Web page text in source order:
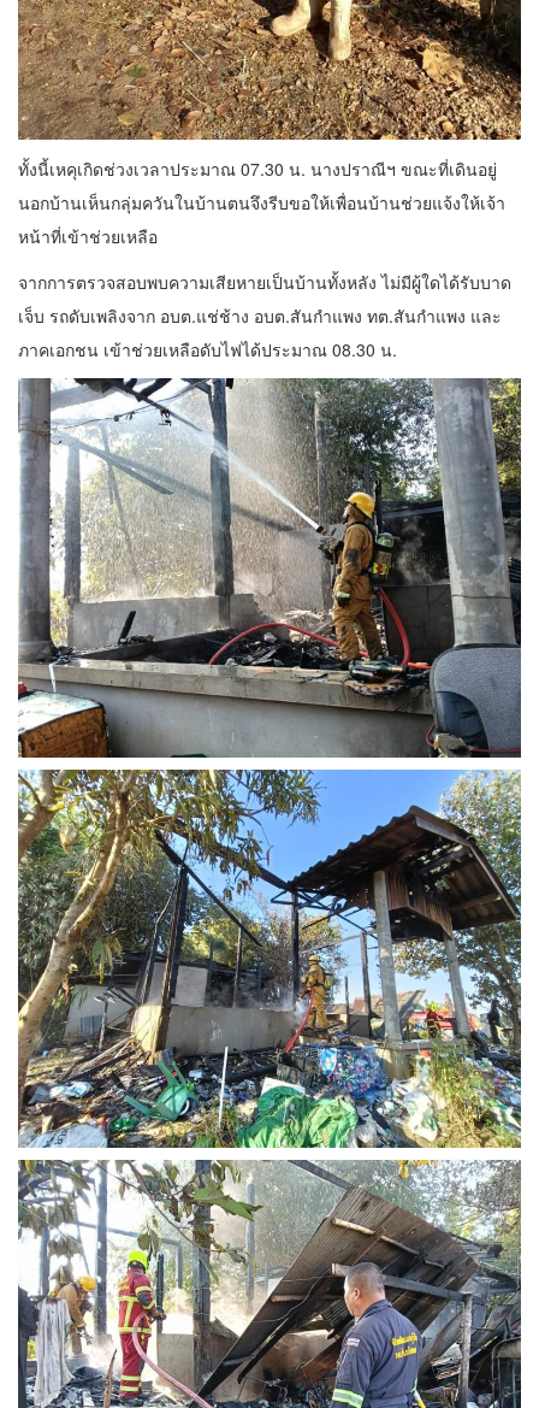
ทั้งนี้เหคุเกิดช่วงเวลาประมาณ 07.30 น. นางปราณีฯ ขณะที่เดินอยู่
นอกบ้านเห็นกลุ่มควันในบ้านตนจึงรีบขอให้เพื่อนบ้านช่วยแจ้งให้เจ้า
หน้าที่เข้าช่วยเหลือ
จากการตรวจสอบพบความเสียหายเป็นบ้านทั้งหลัง ไม่มีผู้ใดได้รับบาด
เจ็บ รถดับเพลิงจาก อบต.แช่ช้าง อบต.สันกำแพง ทต.สันกำแพง และ
ภาคเอกชน เข้าช่วยเหลือดับไฟได้ประมาณ 08.30 น.